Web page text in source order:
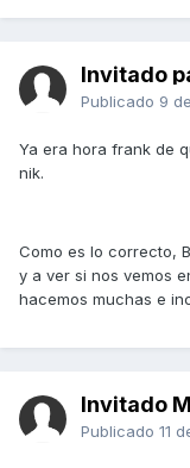
Invitado
Publicado 9
Ya era hora frank de
nik.
Como es lo correcto,
y a ver si nos vemos
hacemos muchas e
Invitado
Publicado 11